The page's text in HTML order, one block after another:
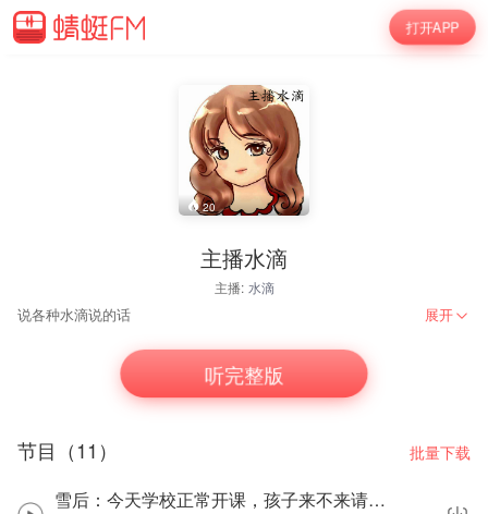
打开APP
20
主播水滴
主播: 水滴
说各种水滴说的话 展开
听完整版
节目（11） 批量下载
雪后：今天学校正常开课，孩子来不来请自便